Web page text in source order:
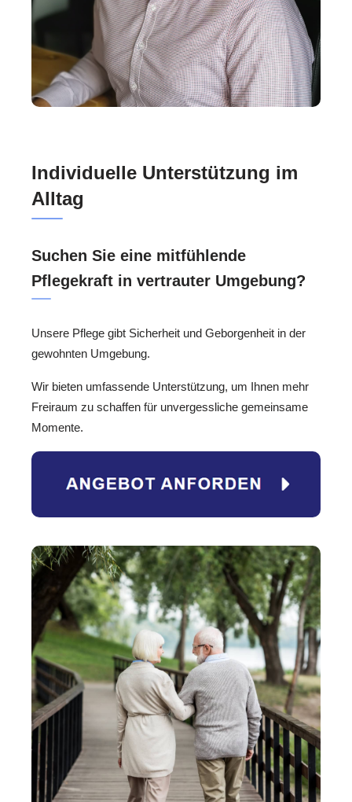
Individuelle Unterstützung im
Alltag
Suchen Sie eine mitfühlende
Pflegekraft in vertrauter Umgebung?
Unsere Pflege gibt Sicherheit und Geborgenheit in der
gewohnten Umgebung.
Wir bieten umfassende Unterstützung, um Ihnen mehr
Freiraum zu schaffen für unvergessliche gemeinsame
Momente.